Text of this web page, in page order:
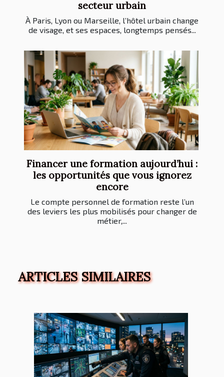
secteur urbain
À Paris, Lyon ou Marseille, l’hôtel urbain change
de visage, et ses espaces, longtemps pensés...
Financer une formation aujourd’hui :
les opportunités que vous ignorez
encore
Le compte personnel de formation reste l’un
des leviers les plus mobilisés pour changer de
métier,...
ARTICLES SIMILAIRES